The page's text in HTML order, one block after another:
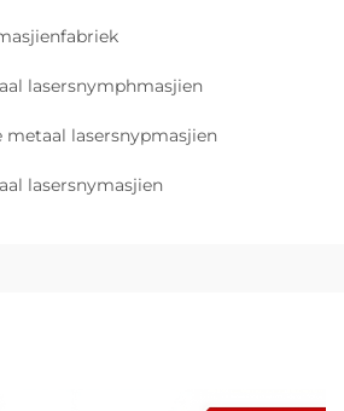
lasersnymphmasjien
metaal lasersnypmasjien
lasersnymasjien